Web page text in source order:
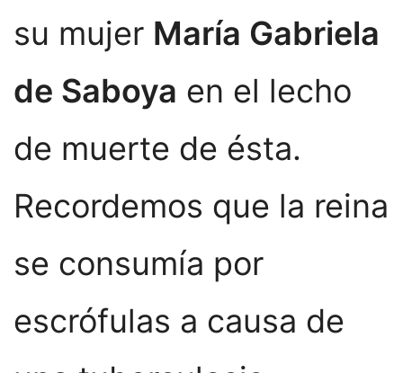
su mujer María Gabriela
de Saboya en el lecho
de muerte de ésta.
Recordemos que la reina
se consumía por
escrófulas a causa de